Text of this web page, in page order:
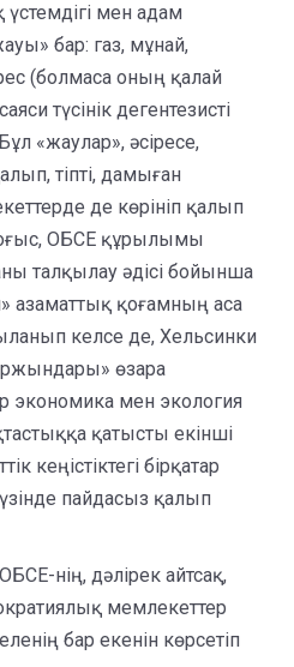
мен адам
бар: газ, мұнай,
(болмаса оның қалай
түсінік дегентезисті
«жаулар», әсіресе,
тіпті, дамыған
де көрініп қалып
ОБСЕ құрылымы
талқылау әдісі бойынша
азаматтық қоғамның аса
келсе де, Хельсинки
өзара
экономика мен экология
қатысты екінші
кеңістіктегі бірқатар
пайдасыз қалып
нің, дәлірек айтсақ,
мемлекеттер
бар екенін көрсетіп